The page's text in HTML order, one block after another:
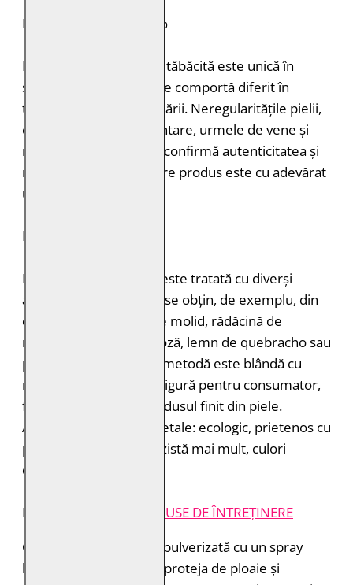
PIELE NATURALĂ: 100%
Fiecare bucată de piele tăbăcită este unică în
structură, grosimea și se comportă diferit în
timpul vopsirii și procesării. Neregularitățile pielii,
cum ar fi petele pigmentare, urmele de vene și
mușcăturile de insecte confirmă autenticitatea și
naturalețea pielii. Fiecare produs este cu adevărat
unic.
DURABILITATE
Pielea tăbăcită vegetal este tratată cu diverși
agenți de tăbăcire care se obțin, de exemplu, din
coajă de stejar, coajă de molid, rădăcină de
rubarbă, coajă de mimoză, lemn de quebracho sau
păstăi de tara. Această metodă este blândă cu
mediul înconjurător și sigură pentru consumator,
fără a lăsa toxine în produsul finit din piele.
Avantajele tăbăcirii vegetale: ecologic, prietenos cu
pielea, miros plăcut, rezistă mai mult, culori
deosebite.
INSTRUCȚIUNI ȘI
PRODUSE DE ÎNTREȚINERE
Geaca de piele trebuie pulverizată cu un spray
hidroizolant pentru a o proteja de ploaie și